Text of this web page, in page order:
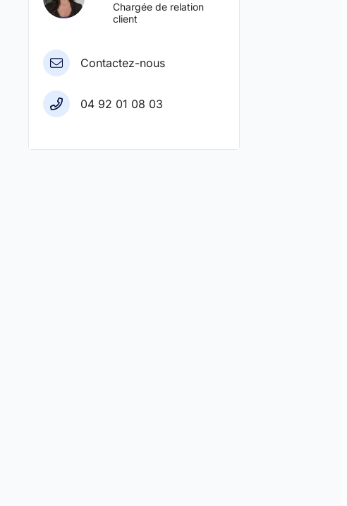
Chargée de relation
client
Contactez-nous
04 92 01 08 03